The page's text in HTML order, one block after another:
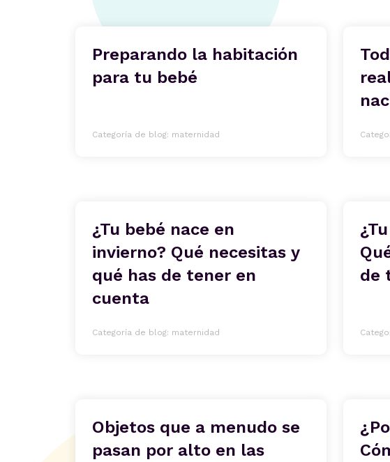
Preparando la habitación
para tu bebé
Categoría de blog: maternidad
¿Tu bebé nace en
invierno? Qué necesitas y
qué has de tener en
cuenta
Categoría de blog: maternidad
de
Objetos que a menudo se
pasan por alto en las